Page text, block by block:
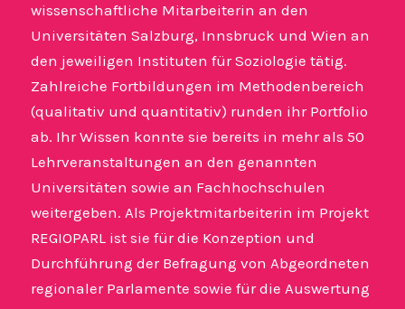
wissenschaftliche Mitarbeiterin an den
Universitäten Salzburg, Innsbruck und Wien an
den jeweiligen Instituten für Soziologie tätig.
Zahlreiche Fortbildungen im Methodenbereich
(qualitativ und quantitativ) runden ihr Portfolio
ab. Ihr Wissen konnte sie bereits in mehr als 50
Lehrveranstaltungen an den genannten
Universitäten sowie an Fachhochschulen
weitergeben. Als Projektmitarbeiterin im Projekt
REGIOPARL ist sie für die Konzeption und
Durchführung der Befragung von Abgeordneten
regionaler Parlamente sowie für die Auswertung